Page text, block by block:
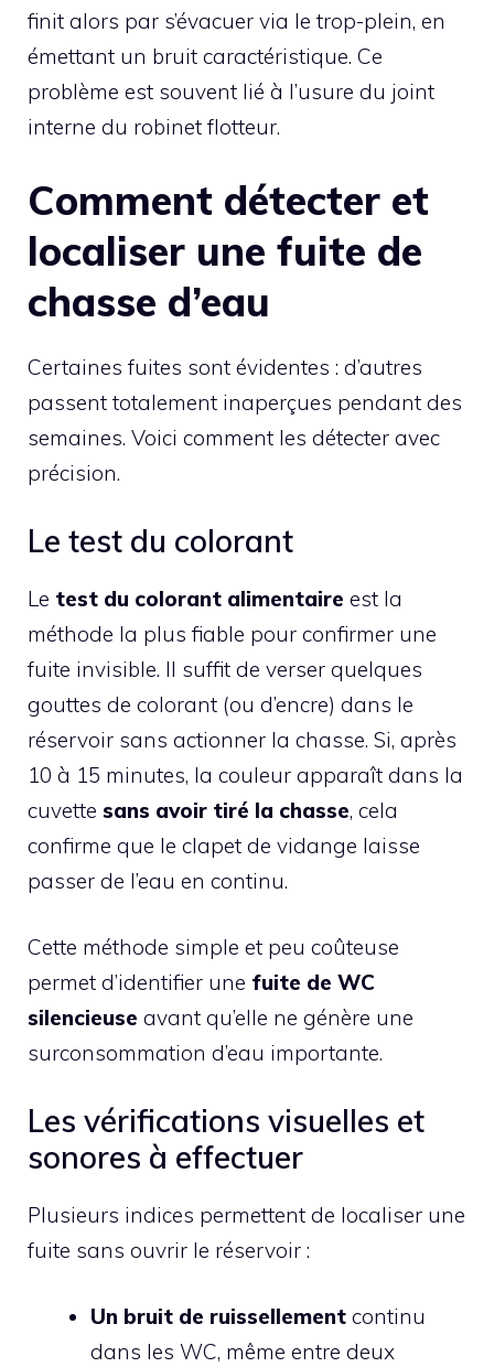
finit alors par s’évacuer via le trop-plein, en
émettant un bruit caractéristique. Ce
problème est souvent lié à l’usure du joint
interne du robinet flotteur.
Comment détecter et
localiser une fuite de
chasse d’eau
Certaines fuites sont évidentes : d’autres
passent totalement inaperçues pendant des
semaines. Voici comment les détecter avec
précision.
Le test du colorant
Le test du colorant alimentaire est la
méthode la plus fiable pour confirmer une
fuite invisible. Il suffit de verser quelques
gouttes de colorant (ou d’encre) dans le
réservoir sans actionner la chasse. Si, après
10 à 15 minutes, la couleur apparaît dans la
cuvette sans avoir tiré la chasse, cela
confirme que le clapet de vidange laisse
passer de l’eau en continu.
Cette méthode simple et peu coûteuse
permet d’identifier une fuite de WC
silencieuse avant qu’elle ne génère une
surconsommation d’eau importante.
Les vérifications visuelles et
sonores à effectuer
Plusieurs indices permettent de localiser une
fuite sans ouvrir le réservoir :
Un bruit de ruissellement continu
dans les WC, même entre deux